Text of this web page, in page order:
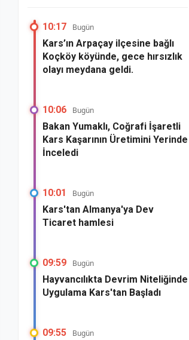
10:17 Bugün
Kars’ın Arpaçay ilçesine bağlı
Koçköy köyünde, gece hırsızlık
olayı meydana geldi.
10:06 Bugün
Bakan Yumaklı, Coğrafi İşaretli
Kars Kaşarının Üretimini Yerinde
İnceledi
10:01 Bugün
Kars'tan Almanya'ya Dev
Ticaret hamlesi
09:59 Bugün
Hayvancılıkta Devrim Niteliğinde
Uygulama Kars'tan Başladı
09:55 Bugün